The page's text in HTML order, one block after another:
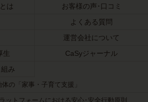
は
お客様の声･口コミ
よくある質問
運営会社について
生
CaSyジャーナル
み
体の「家事・子育て支援」
ットフォームにおける安心･安全行動原則